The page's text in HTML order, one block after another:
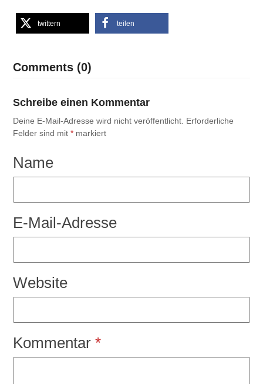
twittern teilen
Comments (0)
Schreibe einen Kommentar
Deine E-Mail-Adresse wird nicht veröffentlicht. Erforderliche
Felder sind mit* markiert
Name
E-Mail-Adresse
Website
Kommentar*